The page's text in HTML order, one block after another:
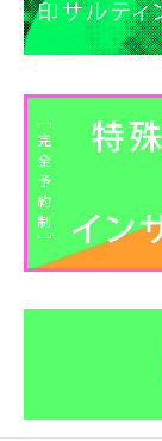
ブ